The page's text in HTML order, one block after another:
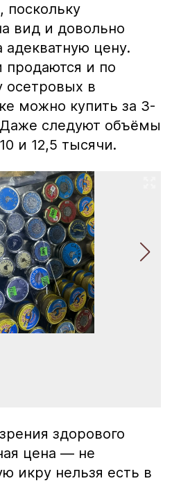
вид и довольно
цену.
и по
осетровых в
можно купить за 3-
следуют объёмы
и 12,5 тысячи.
здорового
цена — не
икру нельзя есть в